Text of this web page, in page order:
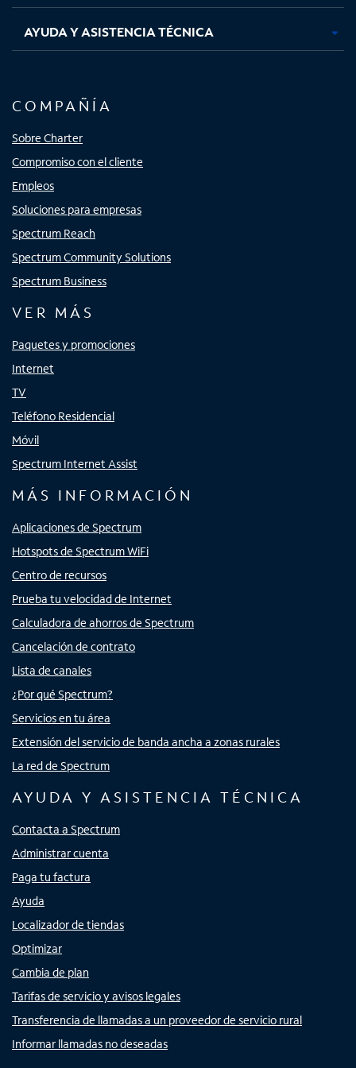
AYUDA Y ASISTENCIA TÉCNICA
COMPAÑÍA
Sobre Charter
Compromiso con el cliente
Empleos
Soluciones para empresas
Spectrum Reach
Spectrum Community Solutions
Spectrum Business
VER MÁS
Paquetes y promociones
Internet
TV
Teléfono Residencial
Móvil
Spectrum Internet Assist
MÁS INFORMACIÓN
Aplicaciones de Spectrum
Hotspots de Spectrum WiFi
Centro de recursos
Prueba tu velocidad de Internet
Calculadora de ahorros de Spectrum
Cancelación de contrato
Lista de canales
¿Por qué Spectrum?
Servicios en tu área
Extensión del servicio de banda ancha a zonas rurales
La red de Spectrum
AYUDA Y ASISTENCIA TÉCNICA
Contacta a Spectrum
Administrar cuenta
Paga tu factura
Ayuda
Localizador de tiendas
Optimizar
Cambia de plan
Tarifas de servicio y avisos legales
Transferencia de llamadas a un proveedor de servicio rural
Informar llamadas no deseadas